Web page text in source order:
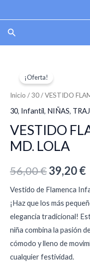
al
contenido
Buscar
¡Oferta!
Inicio /30/ VESTIDO
30, Infantil, NIÑAS,
VESTIDO
MD. LOLA
56,00€
precio
original
era:
56,00 €.
39,20€
Vestido de Flamenca
¡Haz que los más
elegancia tradicional!
niña combina la pasión
cómodo y lleno de
cualquier festividad.
FLAMENCA
INFANTIL
MD.
cantidad